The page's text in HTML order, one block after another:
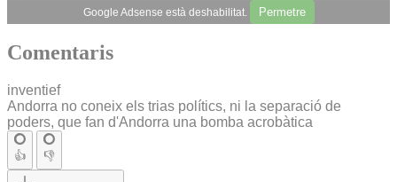
Google Adsense està deshabilitat. Permetre
Comentaris
inventief
Andorra no coneix els trias polítics, ni la separació de
poders, que fan d'Andorra una bomba acrobàtica
👍 👎